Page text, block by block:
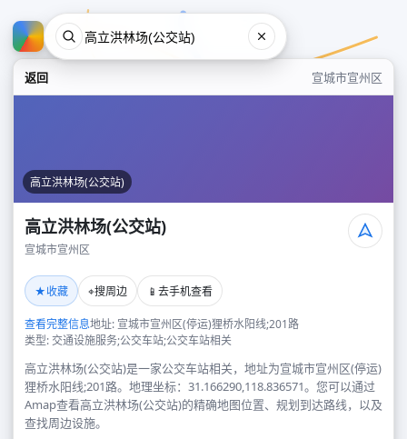
返回 宣城市宣州区
高立洪林场(公交站)
高立洪林场(公交站)
宣城市宣州区
★收藏 ⌖搜周边 📱 去手机查看
查看完整信息地址: 宣城市宣州区(停运)狸桥水阳线;201路
类型: 交通设施服务;公交车站;公交车站相关
高立洪林场(公交站)是一家公交车站相关，地址为宣城市宣州区(停运)
狸桥水阳线;201路。地理坐标：31.166290,118.836571。您可以通过
Amap查看高立洪林场(公交站)的精确地图位置、规划到达路线，以及
查找周边设施。